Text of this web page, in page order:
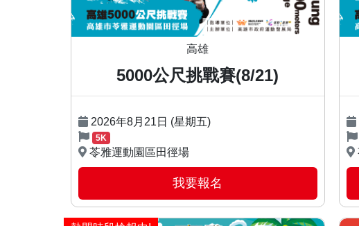
高雄
5000公尺挑戰賽(8/21)
2026年8月21日 (星期五)
5K
苓雅運動園區田徑場
我要報名